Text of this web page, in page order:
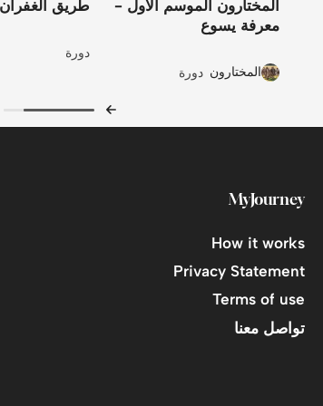
المختارون الموسم الاول -
معرفة يسوع
المختارون دورة
طريق الغفران 1
دورة
MyJourney
How it works
Privacy Statement
Terms of use
تواصل معنا